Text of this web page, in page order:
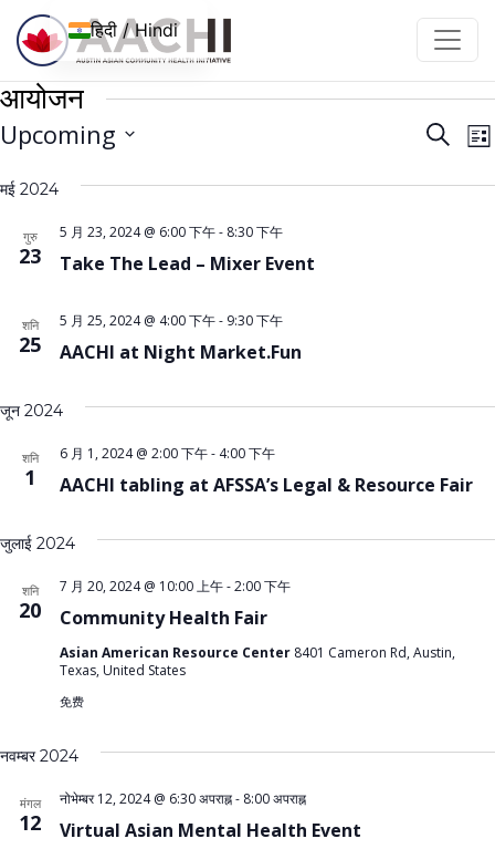
इसे छोड़कर सामग्री पर बढ़ने के लिए
आयोजन
खोज सूची
Upcoming
चुनें।
मई 2024
गुरु
23 Take The Lead – Mixer Event
5 月 23, 2024 @ 6:00 下午- 8:30 下午
शनि
25 AACHI at Night Market.Fun
5 月 25, 2024 @ 4:00 下午- 9:30 下午
जून 2024
शनि
1 AACHI tabling at AFSSA’s Legal & Resource Fair
6 月 1, 2024 @ 2:00 下午- 4:00 下午
जुलाई 2024
शनि
20 Community Health Fair
7 月 20, 2024 @ 10:00 上午-2:00 下午
Asian American Resource Center 8401 Cameron Rd, Austin,
Texas, United States
免费
नवम्बर 2024
मंगल
12 Virtual Asian Mental Health Event
नोभेम्बर 12, 2024 @ 6:30 अपराह्न- 8:00 अपराह्न
हिदी / Hindi